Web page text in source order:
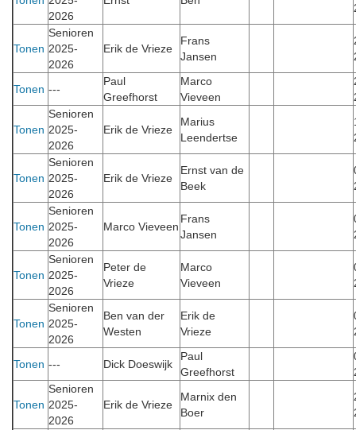
2026
Tonen
Senioren
2025-
2026
Erik de Vrieze
Frans
Jansen
Tonen ---
Paul
Greefhorst
Marco
Vieveen
Tonen
Senioren
2025-
2026
Erik de Vrieze
Marius
Leendertse
Tonen
Senioren
2025-
2026
Erik de Vrieze
Ernst van de
Beek
Tonen
Senioren
2025-
2026
Marco Vieveen
Frans
Jansen
Tonen
Senioren
2025-
2026
Peter de
Vrieze
Marco
Vieveen
Tonen
Senioren
2025-
2026
Ben van der
Westen
Erik de
Vrieze
Tonen --- Dick Doeswijk
Paul
Greefhorst
Tonen
Senioren
2025-
2026
Erik de Vrieze
Marnix den
Boer